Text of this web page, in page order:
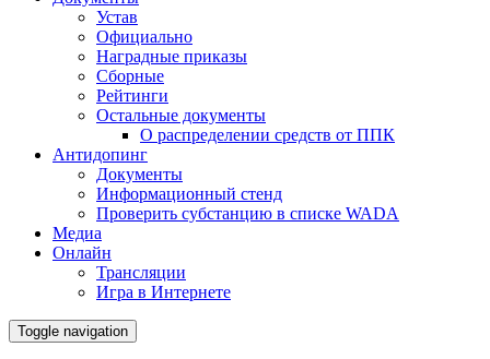
Устав
Официально
Наградные приказы
Сборные
Рейтинги
Остальные документы
О распределении средств от ППК
Антидопинг
Документы
Информационный стенд
Проверить субстанцию в списке WADA
Медиа
Онлайн
Трансляции
Игра в Интернете
Toggle navigation